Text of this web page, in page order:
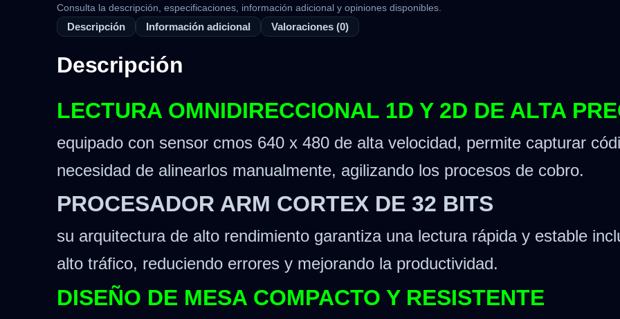
Consulta la descripción, especificaciones, información adicional y opiniones disponibles.
Descripción Información adicional Valoraciones (0)
Descripción
LECTURA OMNIDIRECCIONAL 1D Y 2D DE ALTA
equipado con sensor cmos 640 x 480 de alta velocidad, permite capturar
necesidad de alinearlos manualmente, agilizando los procesos de cobro.
PROCESADOR ARM CORTEX DE 32 BITS
su arquitectura de alto rendimiento garantiza una lectura rápida y estable
alto tráfico, reduciendo errores y mejorando la productividad.
DISEÑO DE MESA COMPACTO Y RESISTENTE